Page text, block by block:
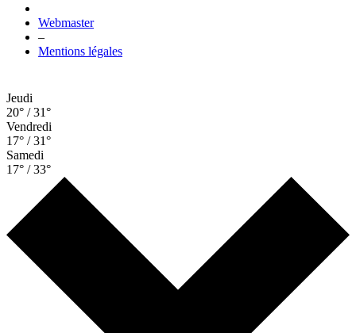
Webmaster
–
Mentions légales
Jeudi
20° / 31°
Vendredi
17° / 31°
Samedi
17° / 33°